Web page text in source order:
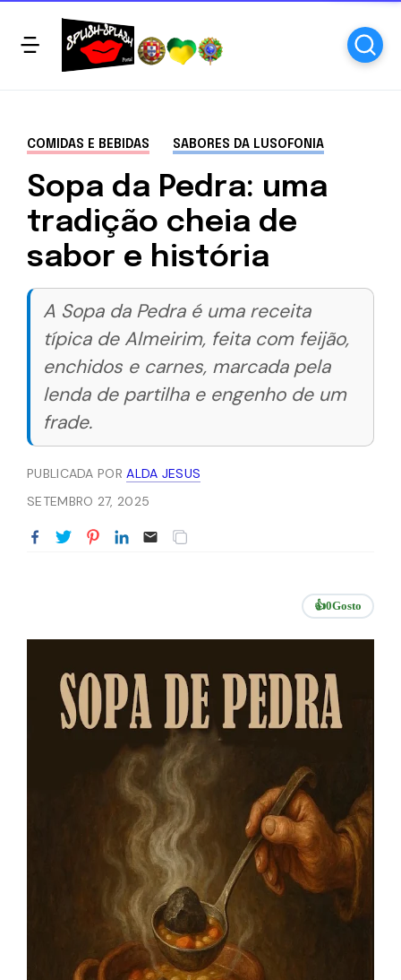
COMIDAS E BEBIDAS SABORES DA LUSOFONIA
Sopa da Pedra: uma
tradição cheia de
sabor e história
A Sopa da Pedra é uma receita
típica de Almeirim, feita com feijão,
enchidos e carnes, marcada pela
lenda de partilha e engenho de um
frade.
PUBLICADA PORALDA JESUS
SETEMBRO 27, 2025
👍0Gosto